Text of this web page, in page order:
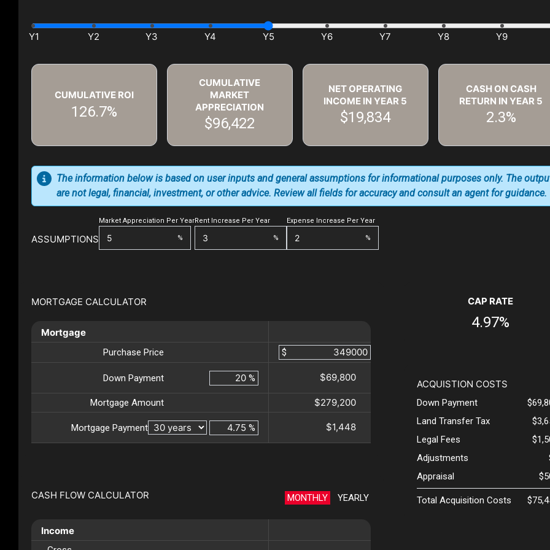
CUMULATIVE ROI
126.7%
CUMULATIVE
MARKET
APPRECIATION
$96,422
NET OPERATING
INCOME IN YEAR 5
$19,834
CASH ON CASH
RETURN IN YEAR 5
2.3%
ASSUMPTIONS
Market Appreciation Per Year
%
Rent Increase Per Year
%
Expense Increase Per Year
%
The information below is based on user inputs and general assumptions for informational purposes only. The
are not legal, financial, investment, or other advice. Review all fields for accuracy and consult an agent for guidance.
MORTGAGE CALCULATOR
Mortgage
Purchase Price $
Down Payment % $69,800
Mortgage Amount $279,200
Mortgage Payment % $1,448
CASH FLOW CALCULATOR MONTHLY YEARLY
Income
CAP RATE
4.97%
ACQUISTION COSTS
Down Payment
Land Transfer Tax
Legal Fees
Adjustments
Appraisal
Total Acquisition Costs